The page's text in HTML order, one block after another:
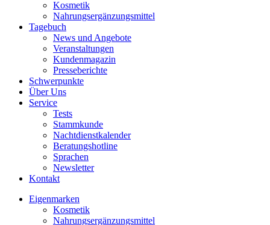
Kosmetik
Nahrungsergänzungsmittel
Tagebuch
News und Angebote
Veranstaltungen
Kundenmagazin
Presseberichte
Schwerpunkte
Über Uns
Service
Tests
Stammkunde
Nachtdienstkalender
Beratungshotline
Sprachen
Newsletter
Kontakt
Eigenmarken
Kosmetik
Nahrungsergänzungsmittel